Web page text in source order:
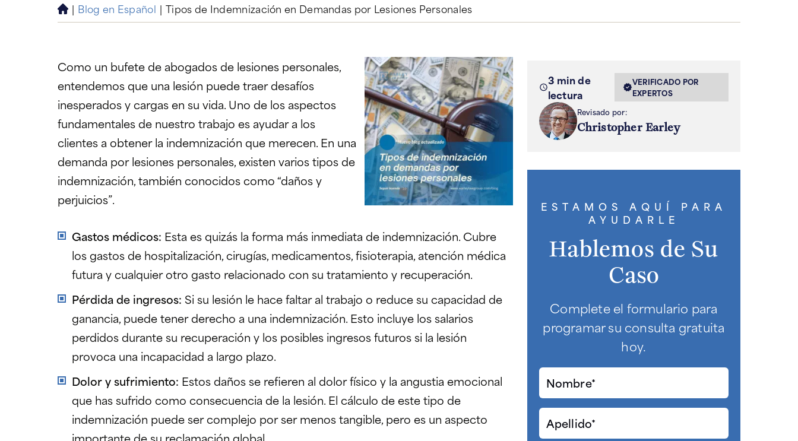
H
o
| Blog en Español | Tipos de Indemnización en Demandas por Lesiones Personales
Como un bufete de abogados de lesiones personales,
entendemos que una lesión puede traer desafíos
inesperados y cargas en su vida. Uno de los aspectos
fundamentales de nuestro trabajo es ayudar a los
clientes a obtener la indemnización que merecen. En una
demanda por lesiones personales, existen varios tipos de
indemnización, también conocidos como “daños y
perjuicios”.
Gastos médicos: Esta es quizás la forma más inmediata de indemnización. Cubre
los gastos de hospitalización, cirugías, medicamentos, fisioterapia, atención médica
futura y cualquier otro gasto relacionado con su tratamiento y recuperación.
Pérdida de ingresos: Si su lesión le hace faltar al trabajo o reduce su capacidad de
ganancia, puede tener derecho a una indemnización. Esto incluye los salarios
perdidos durante su recuperación y los posibles ingresos futuros si la lesión
provoca una incapacidad a largo plazo.
Dolor y sufrimiento: Estos daños se refieren al dolor físico y la angustia emocional
que has sufrido como consecuencia de la lesión. El cálculo de este tipo de
indemnización puede ser complejo por ser menos tangible, pero es un aspecto
3 min de
lectura
VERIFICADO POR
EXPERTOS
Revisado por:
Christopher Earley
ESTAMOS AQUÍ PARA
AYUDARLE
Hablemos de Su
Caso
Complete el formulario para
programar su consulta gratuita
hoy.
Nombre*
Apellido*
(Required)